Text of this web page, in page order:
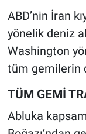
ABD’nin İran
yönelik deniz
Washington
tüm gemilerin
TÜM GEMİ
Abluka